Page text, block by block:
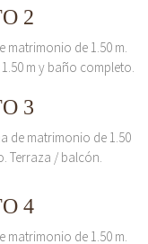
2
de 1.50 m.
m y baño completo.
3
de matrimonio de 1.50
Terraza / balcón.
4
de 1.50 m.